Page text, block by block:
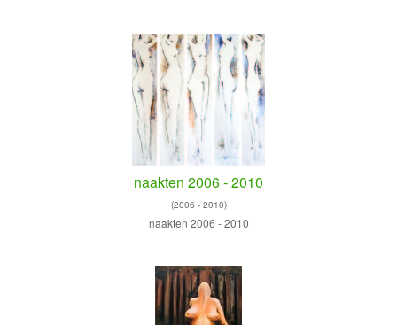
naakten 2006 - 2010
(2006 - 2010)
naakten 2006 - 2010